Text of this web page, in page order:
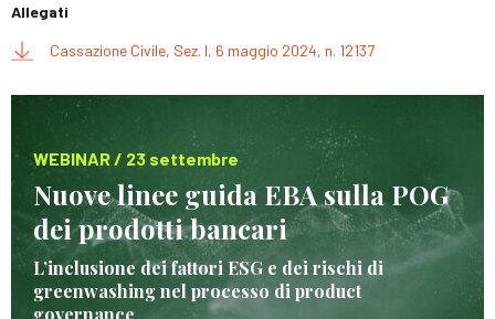
Allegati
Cassazione Civile, Sez. I, 6 maggio 2024, n. 12137
WEBINAR / 23 settembre
Nuove linee guida EBA sulla POG
dei prodotti bancari
L’inclusione dei fattori ESG e dei rischi di
greenwashing nel processo di product
governance